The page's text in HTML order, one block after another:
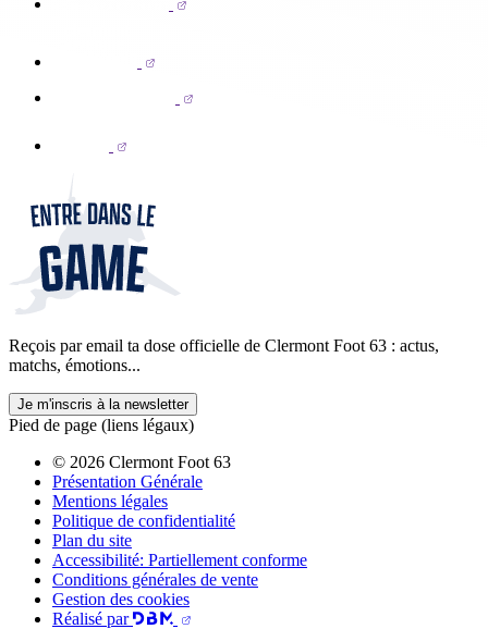
Reçois par email ta dose officielle de Clermont Foot 63 : actus,
matchs, émotions...
Je m'inscris à la newsletter
Pied de page (liens légaux)
© 2026 Clermont Foot 63
Présentation Générale
Mentions légales
Politique de confidentialité
Plan du site
Accessibilité: Partiellement conforme
Conditions générales de vente
Gestion des cookies
Réalisé par